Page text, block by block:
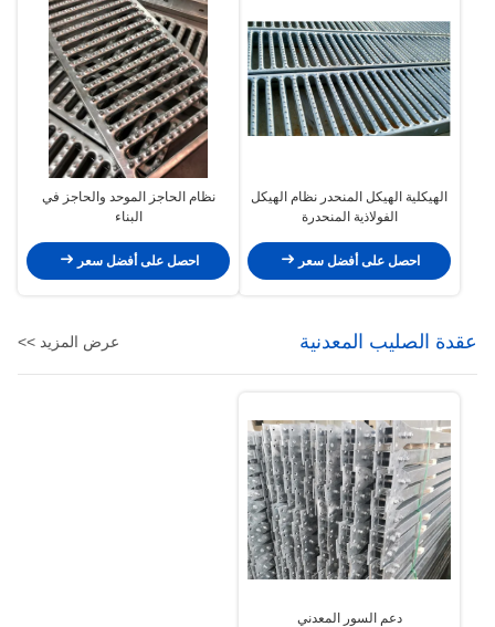
الهيكلية الهيكل المنحدر نظام الهيكل
الفولاذية المنحدرة
احصل على أفضل سعر
نظام الحاجز الموحد والحاجز في
البناء
احصل على أفضل سعر
عقدة الصليب المعدنية عرض المزيد >>
دعم السور المعدني